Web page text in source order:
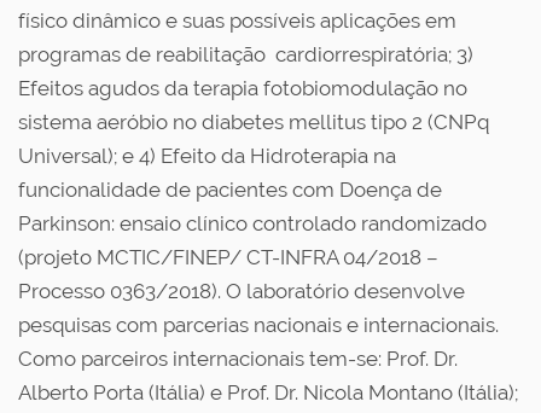
físico dinâmico e suas possíveis aplicações em
programas de reabilitação cardiorrespiratória; 3)
Efeitos agudos da terapia fotobiomodulação no
sistema aeróbio no diabetes mellitus tipo 2 (CNPq
Universal); e 4) Efeito da Hidroterapia na
funcionalidade de pacientes com Doença de
Parkinson: ensaio clínico controlado randomizado
(projeto MCTIC/FINEP/ CT-INFRA 04/2018 –
Processo 0363/2018). O laboratório desenvolve
pesquisas com parcerias nacionais e internacionais.
Como parceiros internacionais tem-se: Prof. Dr.
Alberto Porta (Itália) e Prof. Dr. Nicola Montano (Itália);